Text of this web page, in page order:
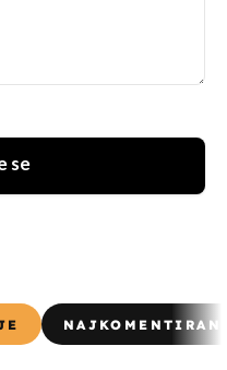
se